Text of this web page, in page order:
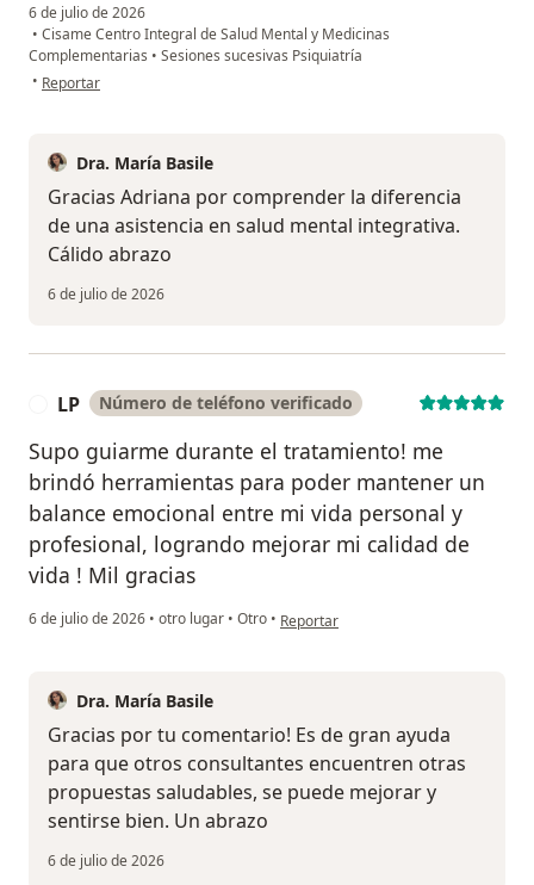
6 de julio de 2026
• Cisame Centro Integral de Salud Mental y Medicinas
Complementarias • Sesiones sucesivas Psiquiatría
• en opinión del usuario Adriana
Reportar
Dra. María Basile
Gracias Adriana por comprender la diferencia
de una asistencia en salud mental integrativa.
Cálido abrazo
6 de julio de 2026
LP Número de teléfono verificado
Supo guiarme durante el tratamiento! me
brindó herramientas para poder mantener un
balance emocional entre mi vida personal y
profesional, logrando mejorar mi calidad de
vida ! Mil gracias
6 de julio de 2026 • otro lugar • Otro • en opinión del usuario LP
Reportar
Dra. María Basile
Gracias por tu comentario! Es de gran ayuda
para que otros consultantes encuentren otras
propuestas saludables, se puede mejorar y
sentirse bien. Un abrazo
6 de julio de 2026